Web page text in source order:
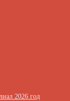
2026 год